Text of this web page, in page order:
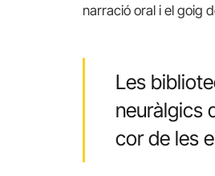
narració oral i el goig
Les
neuràlgics
cor de les